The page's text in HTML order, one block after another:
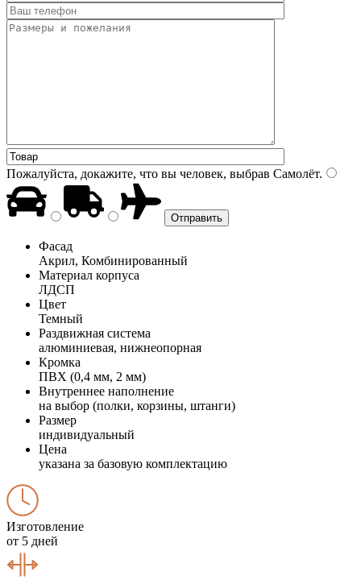
Пожалуйста, докажите, что вы человек, выбрав Самолёт.
Фасад
Акрил, Комбинированный
Материал корпуса
ЛДСП
Цвет
Темный
Раздвижная система
алюминиевая, нижнеопорная
Кромка
ПВХ (0,4 мм, 2 мм)
Внутреннее наполнение
на выбор (полки, корзины, штанги)
Размер
индивидуальный
Цена
указана за базовую комплектацию
Изготовление
от 5 дней